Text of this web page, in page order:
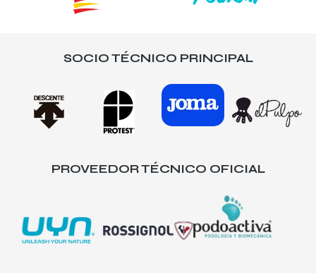
SOCIO TÉCNICO PRINCIPAL
PROVEEDOR TÉCNICO OFICIAL